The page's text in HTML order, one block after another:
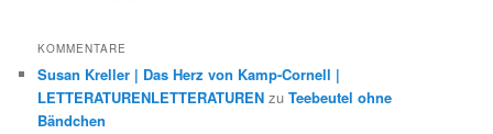
KOMMENTARE
Susan Kreller | Das Herz von Kamp-Cornell |
LETTERATURENLETTERATUREN zuTeebeutel ohne
Bändchen